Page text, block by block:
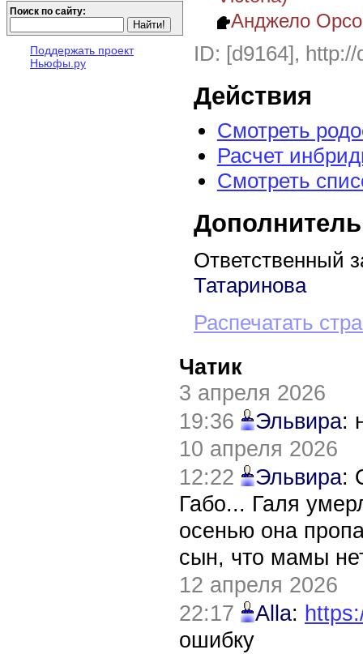
Поиск по сайту:
Поддержать проект
Ньюфы.ру
Анджело
ID: [d9164],
Действия
Смотреть
Расчет
Смотреть
Ответственный
Татаринова
Распечатать
Чатик
3 апреля 2026
19:36
Эльвира:
10 апреля 2026
12:22
Эльвира:
Габо... Галя
осенью она
сын, что мамы
12 апреля 2026
22:17
Alla:
ошибку